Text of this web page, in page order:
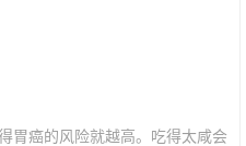
胃癌的风险就越高。吃得太咸会